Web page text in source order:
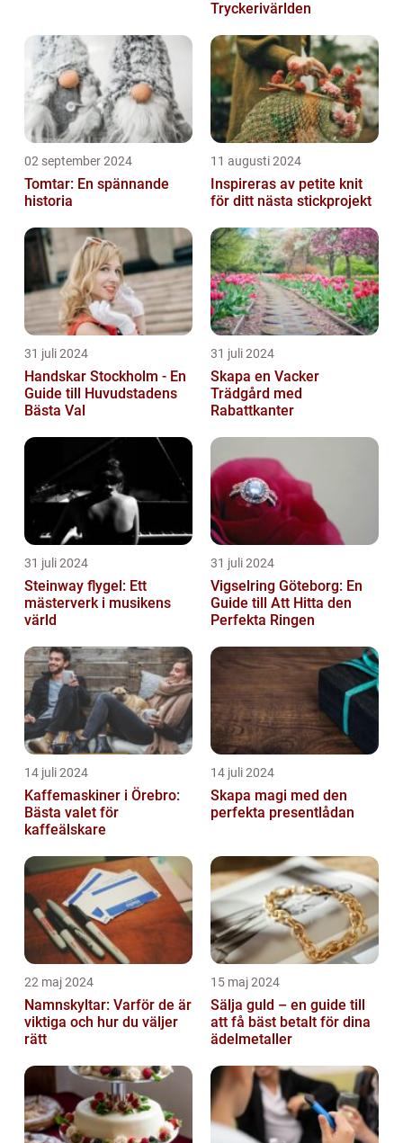
Tryckerivärlden
02 september 2024
Tomtar: En spännande
historia
11 augusti 2024
Inspireras av petite knit
för ditt nästa stickprojekt
31 juli 2024
Handskar Stockholm - En
Guide till Huvudstadens
Bästa Val
31 juli 2024
Skapa en Vacker
Trädgård med
Rabattkanter
31 juli 2024
Steinway flygel: Ett
mästerverk i musikens
värld
31 juli 2024
Vigselring Göteborg: En
Guide till Att Hitta den
Perfekta Ringen
14 juli 2024
Kaffemaskiner i Örebro:
Bästa valet för
kaffeälskare
14 juli 2024
Skapa magi med den
perfekta presentlådan
22 maj 2024
Namnskyltar: Varför de är
viktiga och hur du väljer
rätt
15 maj 2024
Sälja guld – en guide till
att få bäst betalt för dina
ädelmetaller